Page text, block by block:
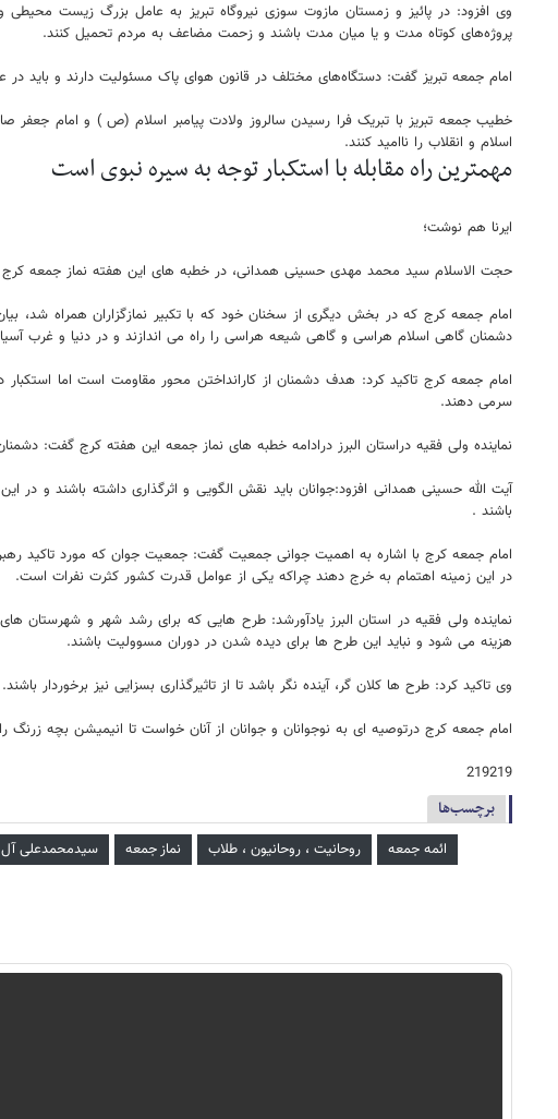
وی افزود: در پائیز و زمستان مازوت سوزی نیروگاه تبریز به عامل بزرگ زیست محیطی
پروژه‌های کوتاه مدت و یا میان مدت باشند و زحمت مضاعف به مردم تحمیل کنند.
امام جمعه تبریز گفت: دستگاه‌های مختلف در قانون هوای پاک مسئولیت دارند و باید در
خطیب جمعه تبریز با تبریک فرا رسیدن سالروز ولادت پیامبر اسلام (ص ) و امام جعفر
اسلام و انقلاب را ناامید کنند.
مهمترین راه مقابله با استکبار توجه به سیره نبوی است
ایرنا هم نوشت؛
حجت الاسلام سید محمد مهدی حسینی همدانی، در خطبه های این هفته نماز جمعه کرج
امام جمعه کرج که در بخش دیگری از سخنان خود که با تکبیر نمازگزاران همراه شد،
دشمنان گاهی اسلام هراسی و گاهی شیعه هراسی را راه می اندازند و در دنیا و غرب
امام جمعه کرج تاکید کرد: هدف دشمنان از کارانداختن محور مقاومت است اما
سرمی دهند.
نماینده ولی فقیه دراستان البرز درادامه خطبه های نماز جمعه این هفته کرج گفت:
آیت الله حسینی همدانی افزود:جوانان باید نقش الگویی و اثرگذاری داشته باشند و
باشند .
امام جمعه کرج با اشاره به اهمیت جوانی جمعیت گفت: جمعیت جوان که مورد تاکید
در این زمینه اهتمام به خرج دهند چراکه یکی از عوامل قدرت کشور کثرت نفرات است.
نماینده ولی فقیه در استان البرز یادآورشد: طرح هایی که برای رشد شهر و شهرستان
هزینه می شود و نباید این طرح ها برای دیده شدن در دوران مسوولیت باشند.
وی تاکید کرد: طرح ها کلان گر، آینده نگر باشد تا از تاثیرگذاری بسزایی نیز برخوردار باشند.
امام جمعه کرج درتوصیه ای به نوجوانان و جوانان از آنان خواست تا انیمیشن بچه زرنگ
219219
برچسب‌ها
ائمه جمعه روحانیت ، روحانیون ، طلاب نماز جمعه سیدمحمدعلی